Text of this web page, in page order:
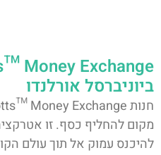
ביוניברסל אורלנדו
מקום להחליף כסף. זו
להיכנס עמוק אל תוך עולם